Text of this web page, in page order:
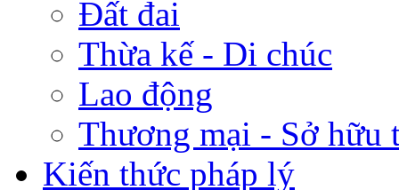
Đất đai
Thừa kế - Di chúc
Lao động
Thương mại - Sở hữu
Kiến thức pháp lý